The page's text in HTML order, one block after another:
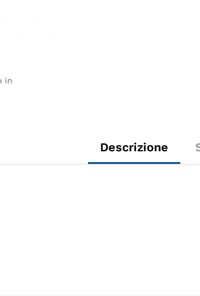
in
Descrizione